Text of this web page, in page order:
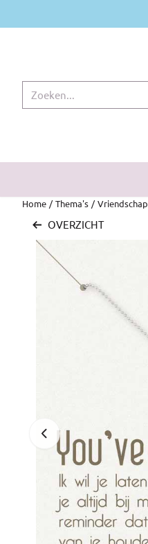
Home / Thema's / Vriendschap
OVERZICHT